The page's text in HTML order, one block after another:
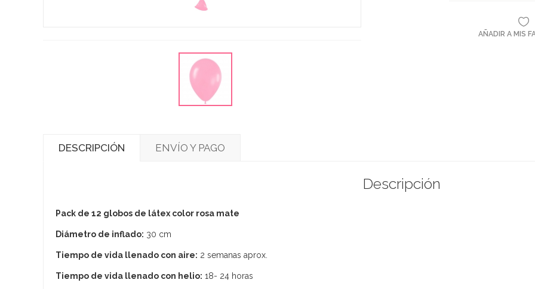
AÑADIR A MIS
DESCRIPCIÓN ENVÍO Y PAGO
Descripción
Pack de 12 globos de látex color rosa mate
Diámetro de inflado: 30 cm
Tiempo de vida llenado con aire: 2 semanas aprox.
Tiempo de vida llenado con helio: 18- 24 horas